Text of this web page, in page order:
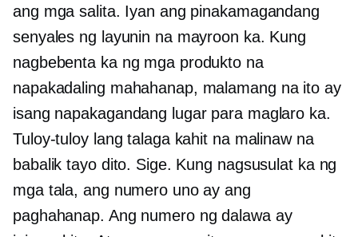
ang mga salita. Iyan ang pinakamagandang
senyales ng layunin na mayroon ka. Kung
nagbebenta ka ng mga produkto na
napakadaling mahahanap, malamang na ito ay
isang napakagandang lugar para maglaro ka.
Tuloy-tuloy lang talaga kahit na malinaw na
babalik tayo dito. Sige. Kung nagsusulat ka ng
mga tala, ang numero uno ay ang
paghahanap. Ang numero ng dalawa ay